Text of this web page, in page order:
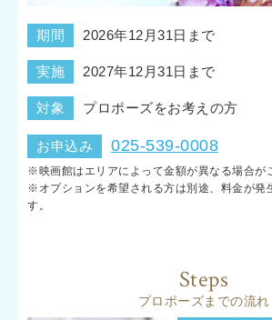
期間 2026年12月31日まで
実施 2027年12月31日まで
対象 プロポーズをお考えの方
お申込み 025-539-0008
※映画館はエリアによって金額が異なる場合が
※オプションを希望される方は別途、料金が発
す。
Steps
プロポーズまでの流れ